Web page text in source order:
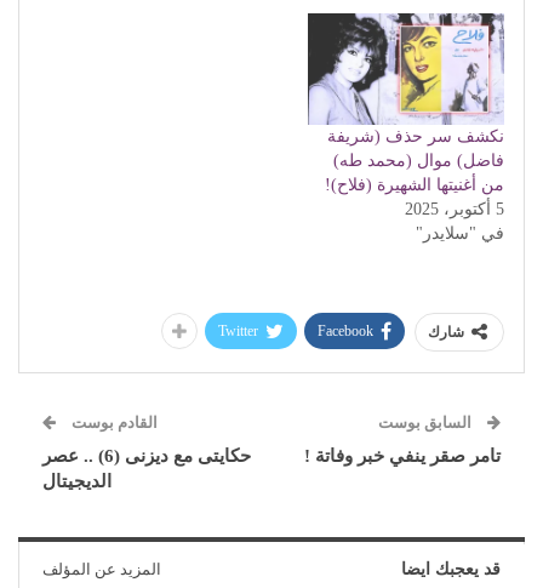
نكشف سر حذف (شريفة
فاضل) موال (محمد طه)
من أغنيتها الشهيرة (فلاح)!
5 أكتوبر، 2025
في "سلايدر"
شارك Facebook
Twitter
السابق بوست
تامر صقر ينفي خبر وفاتة !
القادم بوست
حكايتى مع ديزنى (6) .. عصر
الديجيتال
قد يعجبك ايضا المزيد عن المؤلف